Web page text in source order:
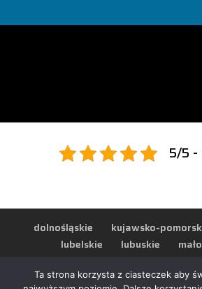
5/5 -
dolnośląskie kujawsko-
lubelskie
lubuskie
podlaskie
pomorskie
Ta strona korzysta z ciasteczek aby